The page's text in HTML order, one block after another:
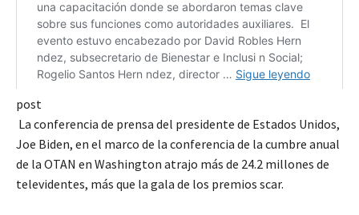
post
La conferencia de prensa del presidente de Estados Unidos,
Joe Biden, en el marco de la conferencia de la cumbre anual
de la OTAN en Washington atrajo más de 24.2 millones de
televidentes, más que la gala de los premios scar.